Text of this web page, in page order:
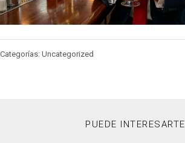
Categorías: Uncategorized
PUEDE INTERESARTE